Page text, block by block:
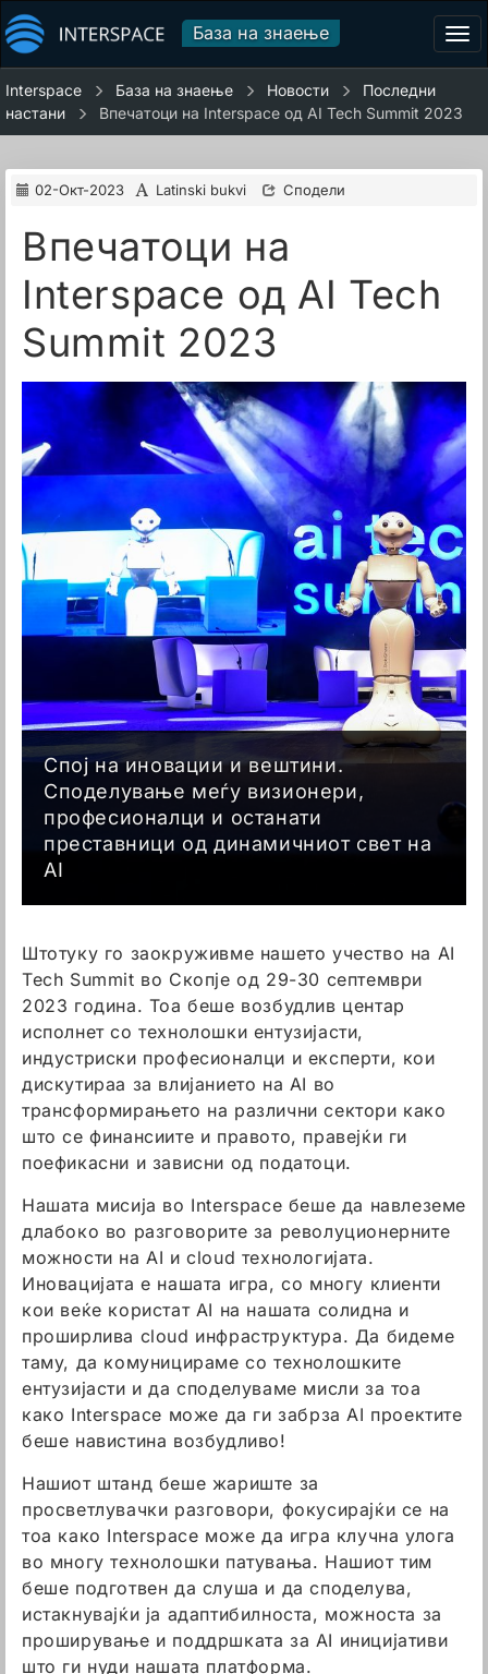
База на знаење
Interspace База на знаење Новости
Последни
настани
Впечатоци на Interspace од AI Tech Summit 2023
02-Окт-2023 Latinski bukvi Сподели
Впечатоци на
Interspace од AI Tech
Summit 2023
Спој на иновации и вештини.
Споделување меѓу визионери,
професионалци и останати
преставници од динамичниот свет на
AI
Штотуку го заокруживме нашето учество на AI
Tech Summit во Скопје од 29-30 септември
2023 година. Тоа беше возбудлив центар
исполнет со технолошки ентузијасти,
индустриски професионалци и експерти, кои
дискутираа за влијанието на AI во
трансформирањето на различни сектори како
што се финансиите и правото, правејќи ги
поефикасни и зависни од податоци.
Нашата мисија во Interspace беше да навлеземе
длабоко во разговорите за револуционерните
можности на AI и cloud технологијата.
Иновацијата е нашата игра, со многу клиенти
кои веќе користат AI на нашата солидна и
проширлива cloud инфраструктура. Да бидеме
таму, да комуницираме со технолошките
ентузијасти и да споделуваме мисли за тоа
како Interspace може да ги забрза AI проектите
беше навистина возбудливо!
Нашиот штанд беше жариште за
просветлувачки разговори, фокусирајќи се на
тоа како Interspace може да игра клучна улога
во многу технолошки патувања. Нашиот тим
беше подготвен да слуша и да споделува,
истакнувајќи ја адаптибилноста, можноста за
проширување и поддршката за AI иницијативи
што ги нуди нашата платформа.